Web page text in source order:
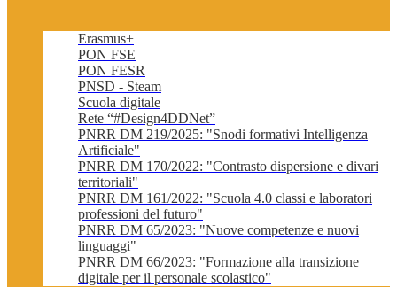
Erasmus+
PON FSE
PON FESR
PNSD - Steam
Scuola digitale
Rete “#Design4DDNet”
PNRR DM 219/2025: "Snodi formativi Intelligenza
Artificiale"
PNRR DM 170/2022: "Contrasto dispersione e divari
territoriali"
PNRR DM 161/2022: "Scuola 4.0 classi e laboratori
professioni del futuro"
PNRR DM 65/2023: "Nuove competenze e nuovi
linguaggi"
PNRR DM 66/2023: "Formazione alla transizione
digitale per il personale scolastico"